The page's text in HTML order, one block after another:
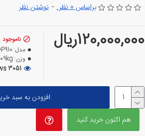
براساس 0 نظر. - نوشتن نظر
120,000,000ریال
ناموجود
مدل:
وزن:
3051 views
افزودن به سبد
هم اکنون خرید کنید